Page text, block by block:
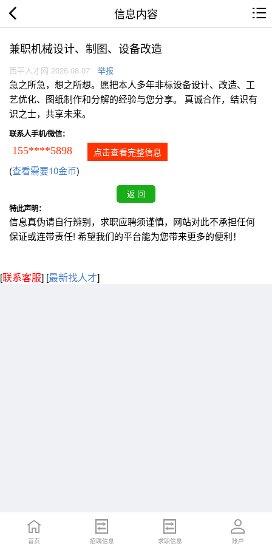
信息内容
兼职机械设计、制图、设备改造
西平人才网 2026.08.07 举报
急之所急，想之所想。愿把本人多年非标设备设计、改造、工
艺优化、图纸制作和分解的经验与您分享。 真诚合作，结识有
识之士，共享未来。
联系人手机/微信：
155****5898 点击查看完整信息
(查看需要10金币)
特此声明：
信息真伪请自行辨别，求职应聘须谨慎，网站对此不承担任何
保证或连带责任! 希望我们的平台能为您带来更多的便利！
[联系客服] [最新找人才]
首页 招聘信息 求职信息 账户